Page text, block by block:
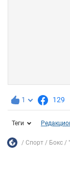
1 129
Теги
Спорт Бокс